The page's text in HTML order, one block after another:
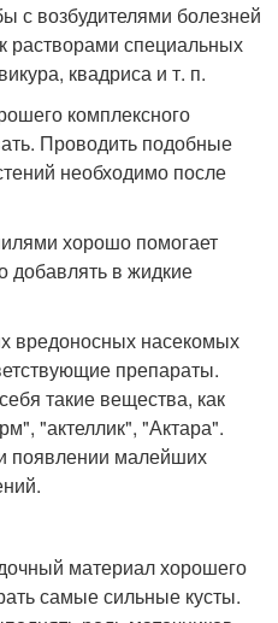
с возбудителями болезней
растворами специальных
квадриса и т. п.
комплексного
Проводить подобные
необходимо после
хорошо помогает
добавлять в жидкие
вредоносных насекомых
препараты.
такие вещества, как
"актеллик", "Актара".
появлении малейших
материал хорошего
самые сильные кусты.